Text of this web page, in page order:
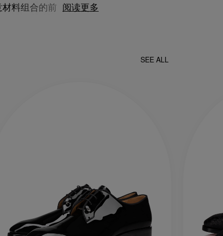
料组合的前卫阅读更多
SEE ALL